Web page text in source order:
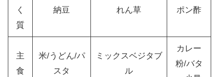
く
質
納豆
れん草
ポン酢
主
食
米/うどん/パ
スタ
ミックスベジタブ
ル
カレー
粉/バタ